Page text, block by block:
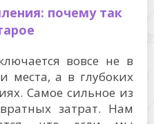
почему так
вовсе не в
места, а в глубоких
Самое сильное из
затрат. Нам